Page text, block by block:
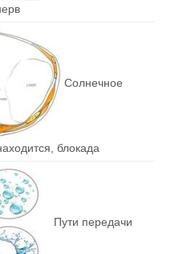
Солнечное
блокада
Пути передачи